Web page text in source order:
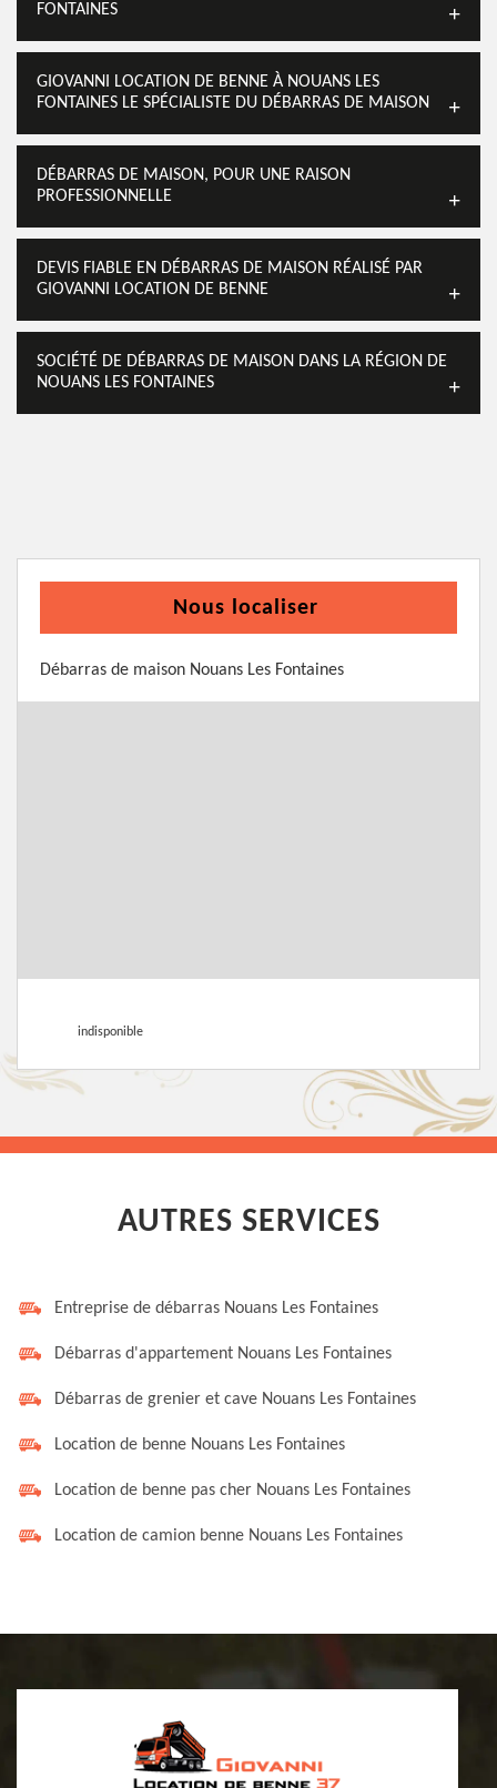
FONTAINES
GIOVANNI LOCATION DE BENNE À NOUANS LES
FONTAINES LE SPÉCIALISTE DU DÉBARRAS DE MAISON
DÉBARRAS DE MAISON, POUR UNE RAISON
PROFESSIONNELLE
DEVIS FIABLE EN DÉBARRAS DE MAISON RÉALISÉ PAR
GIOVANNI LOCATION DE BENNE
SOCIÉTÉ DE DÉBARRAS DE MAISON DANS LA RÉGION DE
NOUANS LES FONTAINES
Nous localiser
Débarras de maison Nouans Les Fontaines
indisponible
AUTRES SERVICES
Entreprise de débarras Nouans Les Fontaines
Débarras d'appartement Nouans Les Fontaines
Débarras de grenier et cave Nouans Les Fontaines
Location de benne Nouans Les Fontaines
Location de benne pas cher Nouans Les Fontaines
Location de camion benne Nouans Les Fontaines